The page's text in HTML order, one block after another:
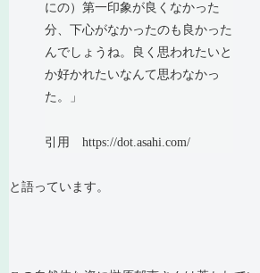
にの）第一印象が良くなかった
分、下心がなかったのも良かった
んでしょうね。良く思われたいと
か好かれたいなんて思わなかっ
た。」
引用 https://dot.asahi.com/
と語っています。